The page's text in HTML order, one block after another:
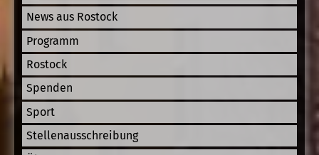
News aus Rostock
Programm
Rostock
Spenden
Sport
Stellenausschreibung